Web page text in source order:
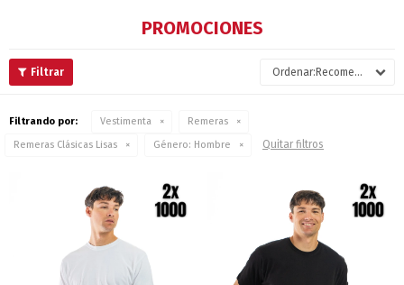
PROMOCIONES
Recomendados
Filtrando por: Vestimenta
Remeras
Remeras Clásicas Lisas
Género: Hombre Quitar filtros